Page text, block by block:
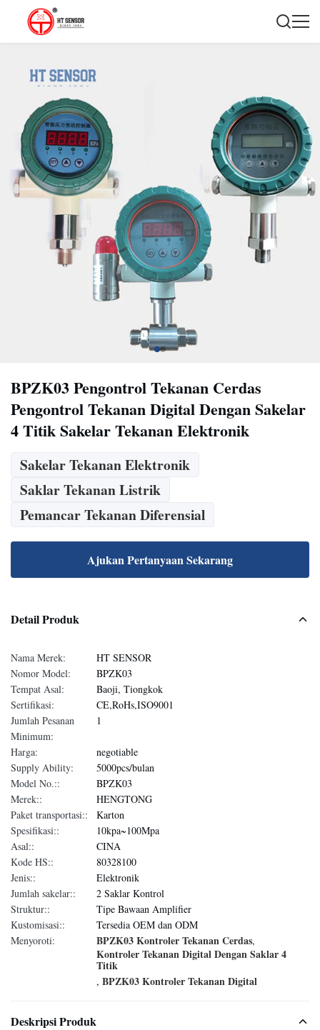
BPZK03 Pengontrol Tekanan Cerdas
Pengontrol Tekanan Digital Dengan Sakelar
4 Titik Sakelar Tekanan Elektronik
Sakelar Tekanan Elektronik
Saklar Tekanan Listrik
Pemancar Tekanan Diferensial
Ajukan Pertanyaan Sekarang
Detail Produk
Nama Merek:
HT SENSOR
Nomor Model:
BPZK03
Tempat Asal:
Baoji, Tiongkok
Sertifikasi:
CE,RoHs,ISO9001
Jumlah Pesanan
Minimum:
1
Harga:
negotiable
Supply Ability:
5000pcs/bulan
Model No.::
BPZK03
Merek::
HENGTONG
Paket transportasi::
Karton
Spesifikasi::
10kpa~100Mpa
Asal::
CINA
Kode HS::
80328100
Jenis::
Elektronik
Jumlah sakelar::
2 Saklar Kontrol
Struktur::
Tipe Bawaan Amplifier
Kustomisasi::
Tersedia OEM dan ODM
Menyoroti:
BPZK03 Kontroler Tekanan Cerdas,
Kontroler Tekanan Digital Dengan Saklar 4
Titik
, BPZK03 Kontroler Tekanan Digital
Deskripsi Produk